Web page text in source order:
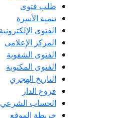
طلب فتوى
تنمية الأسرة
الفتوى الإلكترونية
المركز الإعلامى
الفتوى الشفوية
الفتوى المكتوبة
التاريخ الهجري
فروع الدار
الحساب الشرعي
خريطة الموقع